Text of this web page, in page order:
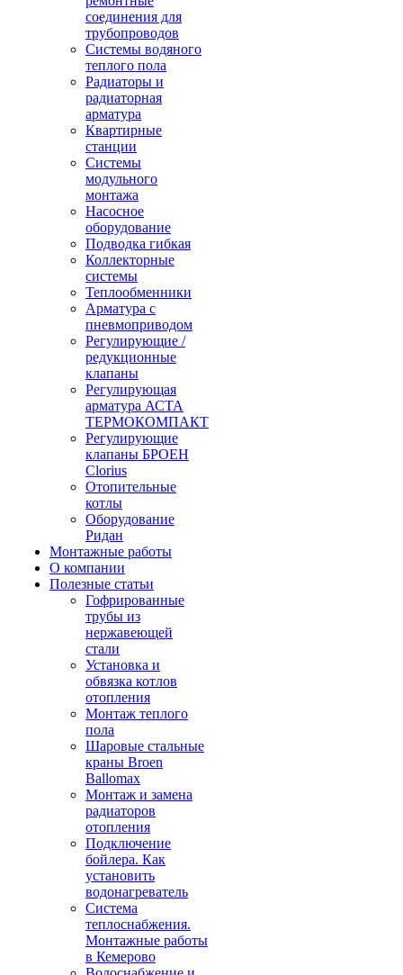
соединения для
трубопроводов
Системы водяного
теплого пола
Радиаторы и
радиаторная
арматура
Квартирные
станции
Системы
модульного
монтажа
Насосное
оборудование
Подводка гибкая
Коллекторные
системы
Теплообменники
Арматура с
пневмоприводом
Регулирующие /
редукционные
клапаны
Регулирующая
арматура АСТА
ТЕРМОКОМПАКТ
Регулирующие
клапаны БРОЕН
Clorius
Отопительные
котлы
Оборудование
Ридан
Монтажные работы
О компании
Полезные статьи
Гофрированные
трубы из
нержавеющей
стали
Установка и
обвязка котлов
отопления
Монтаж теплого
пола
Шаровые стальные
краны Broen
Ballomax
Монтаж и замена
радиаторов
отопления
Подключение
бойлера. Как
установить
водонагреватель
Система
теплоснабжения.
Монтажные работы
в Кемерово